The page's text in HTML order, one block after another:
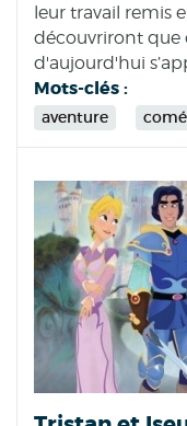
leur travail remis
découvriront que
d'aujourd'hui
Mots-clés :
aventure